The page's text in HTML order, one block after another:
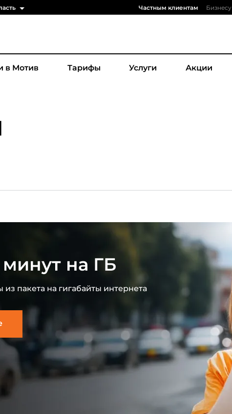
Частным клиентам Бизнесу
в Мотив Тарифы Услуги Акции
на ГБ
пакета на гигабайты интернета